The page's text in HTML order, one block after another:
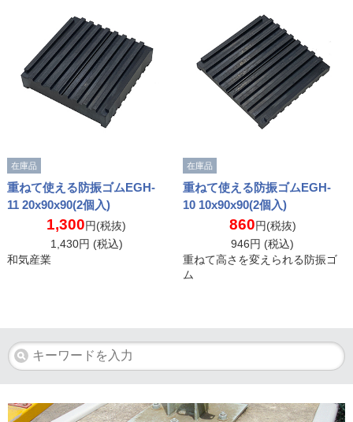
在庫品
重ねて使える防振ゴムEGH-
11 20x90x90(2個入)
1,300円(税抜)
1,430円 (税込)
和気産業
在庫品
重ねて使える防振ゴムEGH-
10 10x90x90(2個入)
860円(税抜)
946円 (税込)
重ねて高さを変えられる防振ゴ
ム